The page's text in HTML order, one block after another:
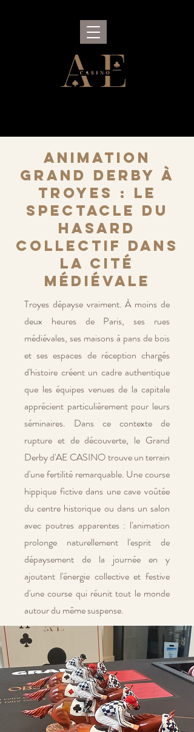
Animation
Grand Derby à
Troyes : le
spectacle du
hasard
collectif dans
la cité
médiévale
Troyes dépayse vraiment. À moins de
deux heures de Paris, ses rues
médiévales, ses maisons à pans de bois
et ses espaces de réception chargés
d'histoire créent un cadre authentique
que les équipes venues de la capitale
apprécient particulièrement pour leurs
séminaires. Dans ce contexte de
rupture et de découverte, le Grand
Derby d'AE CASINO trouve un terrain
d'une fertilité remarquable. Une course
hippique fictive dans une cave voûtée
du centre historique ou dans un salon
avec poutres apparentes : l'animation
prolonge naturellement l'esprit de
dépaysement de la journée en y
ajoutant l'énergie collective et festive
d'une course qui réunit tout le monde
autour du même suspense.